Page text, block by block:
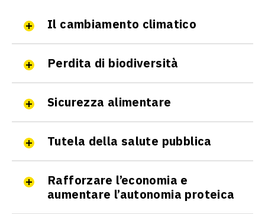
Il cambiamento climatico
Perdita di biodiversità
Sicurezza alimentare
Tutela della salute pubblica
Rafforzare l’economia e
aumentare l’autonomia proteica